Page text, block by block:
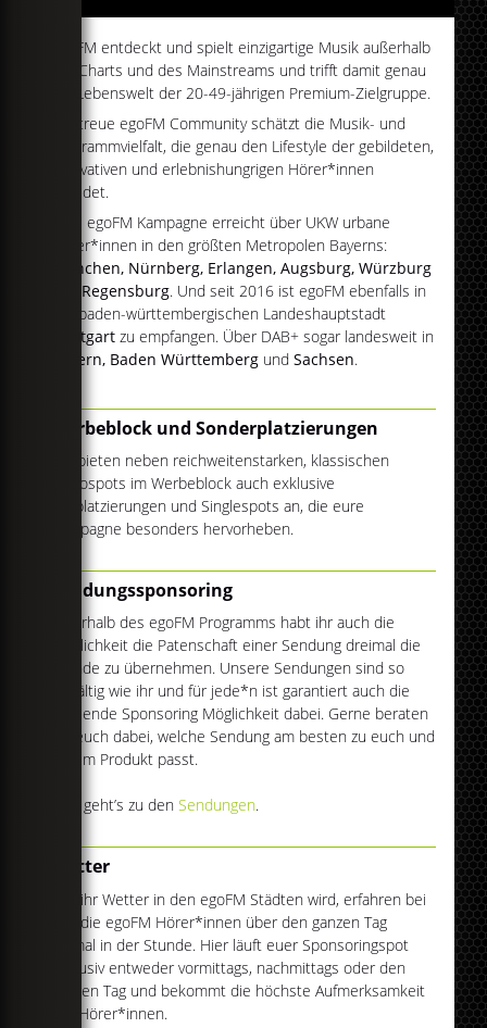
egoFM entdeckt und spielt einzigartige Musik außerhalb
der Charts und des Mainstreams und trifft damit genau
die Lebenswelt der 20-49-jährigen Premium-Zielgruppe.
Die treue egoFM Community schätzt die Musik- und
Programmvielfalt, die genau den Lifestyle der gebildeten,
innovativen und erlebnishungrigen Hörer*innen
abbildet.
Eure egoFM Kampagne erreicht über UKW urbane
Hörer*innen in den größten Metropolen Bayerns:
München, Nürnberg, Erlangen, Augsburg, Würzburg
Regensburg. Und seit 2016 ist egoFM ebenfalls in
der baden-württembergischen Landeshauptstadt
Stuttgart zu empfangen. Über DAB+ sogar landesweit in
Bayern, Baden Württemberg undSachsen.
Werbeblock und Sonderplatzierungen
Wir bieten neben reichweitenstarken, klassischen
Radiospots im Werbeblock auch exklusive
Eckplatzierungen und Singlespots an, die eure
Kampagne besonders hervorheben.
Sendungssponsoring
Innerhalb des egoFM Programms habt ihr auch die
Möglichkeit die Patenschaft einer Sendung dreimal die
Stunde zu übernehmen. Unsere Sendungen sind so
vielfältig wie ihr und für jede*n ist garantiert auch die
passende Sponsoring Möglichkeit dabei. Gerne beraten
wir euch dabei, welche Sendung am besten zu euch und
eurem Produkt passt.
Hier geht’s zu denSendungen.
Wetter
Wie ihr Wetter in den egoFM Städten wird, erfahren bei
uns die egoFM Hörer*innen über den ganzen Tag
einmal in der Stunde. Hier läuft euer Sponsoringspot
exklusiv entweder vormittags, nachmittags oder den
ganzen Tag und bekommt die höchste Aufmerksamkeit
der Hörer*innen.